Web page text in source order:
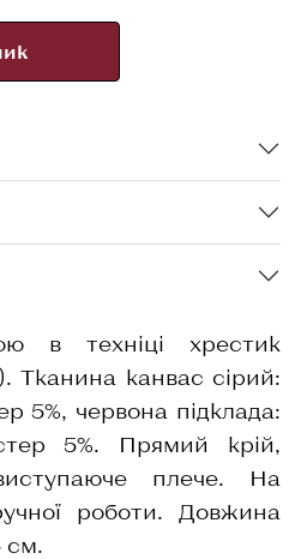
в техніці хрестик
канвас сірий:
5%, червона підклада:
5%. Прямий крій,
плече. На
роботи. Довжина
см.